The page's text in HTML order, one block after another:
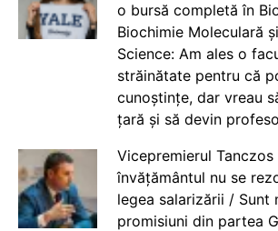
o bursă completă în
Biochimie Moleculară
Science: Am ales o
străinătate pentru că
cunoștințe, dar vreau
țară și să devin
Vicepremierul Tanczos
învățământul nu se
legea salarizării / Sunt
promisiuni din partea